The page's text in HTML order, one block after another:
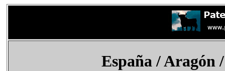
España/ Aragón